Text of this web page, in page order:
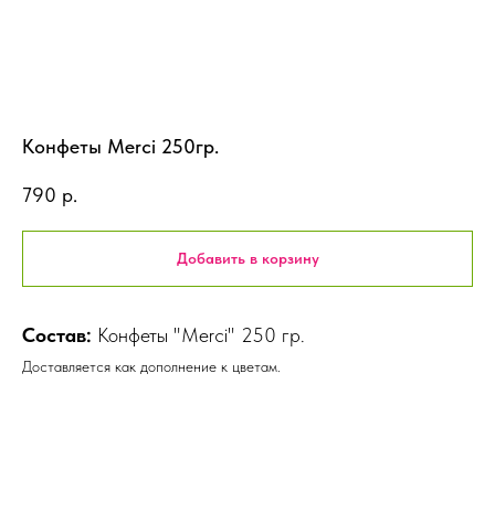
Конфеты Merci 250гр.
790 р.
Добавить в корзину
Состав: Конфеты "Merci" 250 гр.
Доставляется как дополнение к цветам.